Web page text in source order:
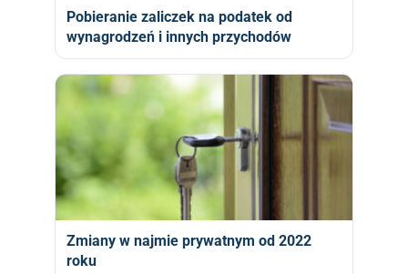
Pobieranie zaliczek na podatek od
wynagrodzeń i innych przychodów
Zmiany w najmie prywatnym od 2022
roku